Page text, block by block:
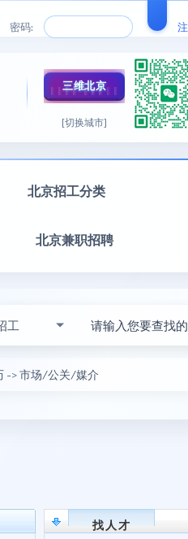
密码:
三维北京
[切换城市]
北京招工分类
北京兼职招聘
工
->市场/公关/媒介
找人才